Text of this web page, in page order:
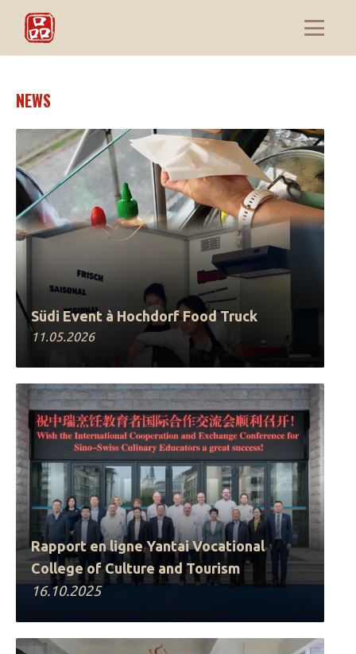
NEWS
Südi Event à Hochdorf Food Truck
11.05.2026
Rapport en ligne Yantai Vocational
College of Culture and Tourism
16.10.2025